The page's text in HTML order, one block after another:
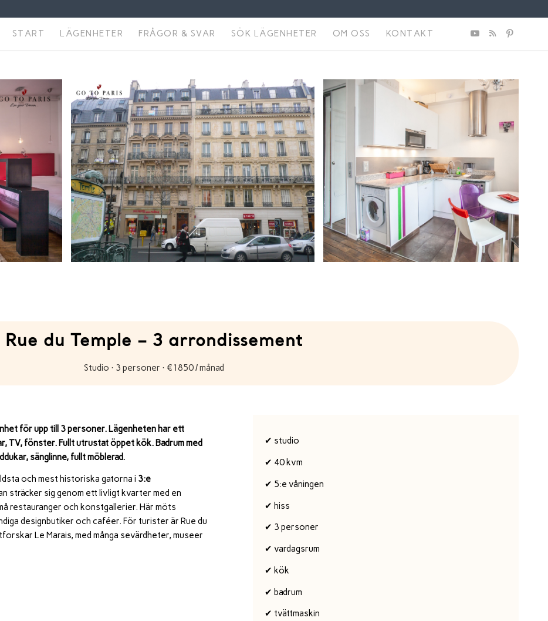
START LÄGENHETER FRÅGOR & SVAR SÖK LÄGENHETER OM OSS KONTAKT
Rue du Temple – 3 arrondissement
Studio · 3 personer · €1850 / månad
för upp till 3 personer. Lägenheten har ett
TV, fönster. Fullt utrustat öppet kök. Badrum med
sänglinne, fullt möblerad.
och mest historiska gatorna i 3:e
sträcker sig genom ett livligt kvarter med en
restauranger och konstgallerier. Här möts
designbutiker och caféer. För turister är Rue du
Le Marais, med många sevärdheter, museer
✔ studio
✔ 40 kvm
✔ 5:e våningen
✔ hiss
✔ 3 personer
✔ vardagsrum
✔ kök
✔ badrum
✔ tvättmaskin